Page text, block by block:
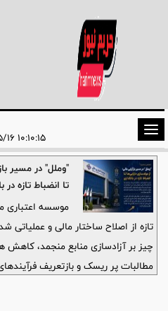
تغییر
وضعیت
ناوبری
"وملل" در مسیر
تا انضباط تازه در
موسسه اعتباری
تازه از اصلاح ساختار مالی و
چیز بر آزادسازی منابع منجمد،
مطالبات پر ریسک و بازتعریف